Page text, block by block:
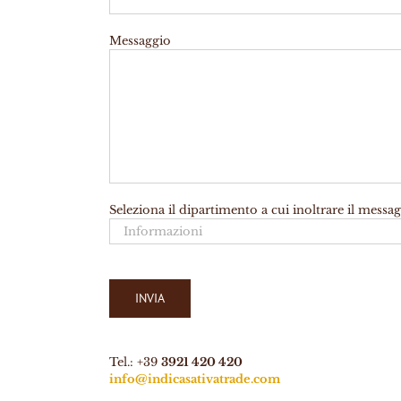
Messaggio
Seleziona il dipartimento a cui inoltrare il
Tel.: +39 3921 420 420
info@indicasativatrade.com